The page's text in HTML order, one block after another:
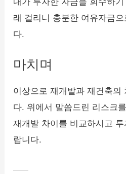
래 걸리니 충분한 여유자금
다.
마치며
이상으로 재개발과 재건축의
다. 위에서 말씀드린 리스크
재개발 차이를 비교하시고
랍니다.